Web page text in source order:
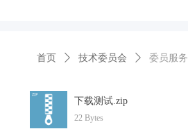
首页 ꄲ 技术委员会 ꄲ 委员服务
下载测试.zip
22 Bytes